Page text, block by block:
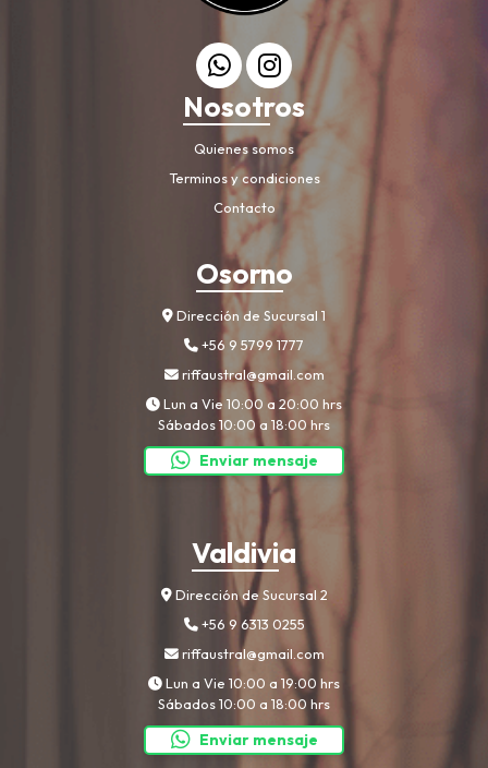
Nosotros
Quienes somos
Terminos y condiciones
Contacto
Osorno
Dirección de Sucursal 1
+56 9 5799 1777
riffaustral@gmail.com
Lun a Vie 10:00 a 20:00 hrs
Sábados 10:00 a 18:00 hrs
Enviar mensaje
Valdivia
Dirección de Sucursal 2
+56 9 6313 0255
riffaustral@gmail.com
Lun a Vie 10:00 a 19:00 hrs
Sábados 10:00 a 18:00 hrs
Enviar mensaje